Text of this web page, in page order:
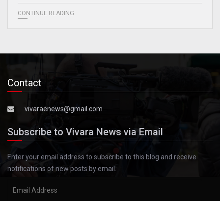
CONTINUE READING
Contact
vivaraenews@gmail.com
Subscribe to Vivara News via Email
Enter your email address to subscribe to this blog and receive
notifications of new posts by email.